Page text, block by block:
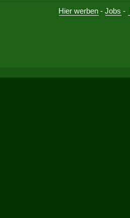
Hier werben -Jobs -